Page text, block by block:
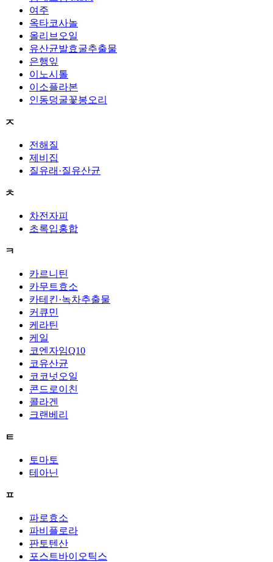
여주
옥타코사놀
올리브오일
유산균발효굴추출물
은행잎
이노시톨
이소플라본
인동덩굴꽃봉오리
ㅈ
전해질
제비집
질유래·질유산균
ㅊ
차전자피
초록입홍합
ㅋ
카르니틴
카무트효소
카테킨·녹차추출물
커큐민
케라틴
케일
코엔자임Q10
코유산균
코코넛오일
콘드로이친
콜라겐
크랜베리
ㅌ
토마토
테아닌
ㅍ
파로효소
파비플로라
판토텐산
포스트바이오틱스